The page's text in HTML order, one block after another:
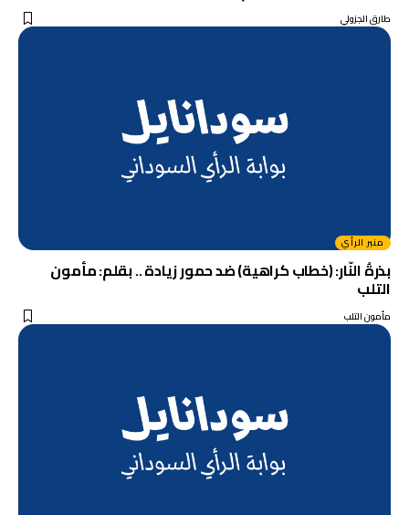
طارق الجزولي
منبر الرأي
بذرةُ النّار: (خطاب كراهية) ضد حمور زيادة .. بقلم: مأمون
التلب
مأمون التلب